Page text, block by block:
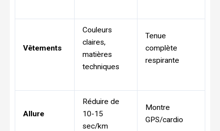
Vêtements
Couleurs
claires,
matières
techniques
Tenue
complète
respirante
Allure
Réduire de
10-15
sec/km
Montre
GPS/cardio